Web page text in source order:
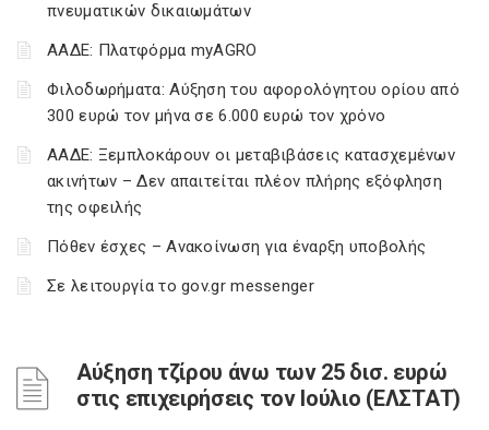
πνευματικών δικαιωμάτων
ΑΑΔΕ: Πλατφόρμα myAGRO
Φιλοδωρήματα: Αύξηση του αφορολόγητου ορίου από
300 ευρώ τον μήνα σε 6.000 ευρώ τον χρόνο
ΑΑΔΕ: Ξεμπλοκάρουν οι μεταβιβάσεις κατασχεμένων
ακινήτων – Δεν απαιτείται πλέον πλήρης εξόφληση
της οφειλής
Πόθεν έσχες – Ανακοίνωση για έναρξη υποβολής
Σε λειτουργία το gov.gr messenger
Αύξηση τζίρου άνω των 25 δισ. ευρώ
στις επιχειρήσεις τον Ιούλιο (ΕΛΣΤΑΤ)